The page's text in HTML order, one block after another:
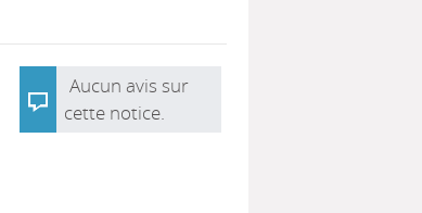
Aucun avis sur
cette notice.